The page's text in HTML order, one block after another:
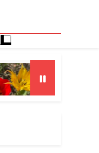
a kertemben